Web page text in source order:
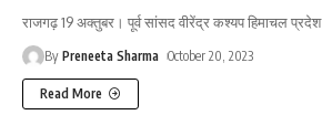
राजगढ़ 19 अक्तुबर। पूर्व सांसद वीरेंद्र कश्यप हिमाचल
By Preneeta Sharma October 20, 2023
Read More